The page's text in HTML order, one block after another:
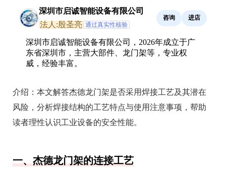
深圳市启诚智能设备有限公司
法人:殷圣亮 通过真实性核验
咨询 进店
深圳市启诚智能设备有限公司，2026年成立于广
东省深圳市，主营大部件、龙门架等，专业权
威，经验丰富。
介绍： 本文解答杰德龙门架是否采用焊接工艺及其潜在
风险，分析焊接结构的工艺特点与使用注意事项，帮助
读者理性认识工业设备的安全性能。
一、杰德龙门架的连接工艺